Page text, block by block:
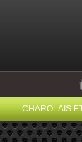
CHAROLAIS